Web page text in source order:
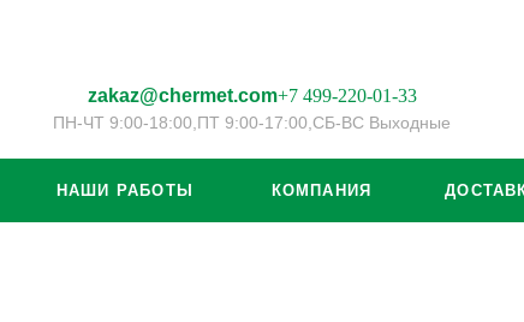
zakaz@chermet.com+7 499-220-01-33
ПН-ЧТ 9:00-18:00, ПТ 9:00-17:00, СБ-ВС Выходные
НАШИ РАБОТЫ КОМПАНИЯ